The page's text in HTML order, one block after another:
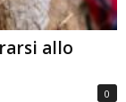
allo
0